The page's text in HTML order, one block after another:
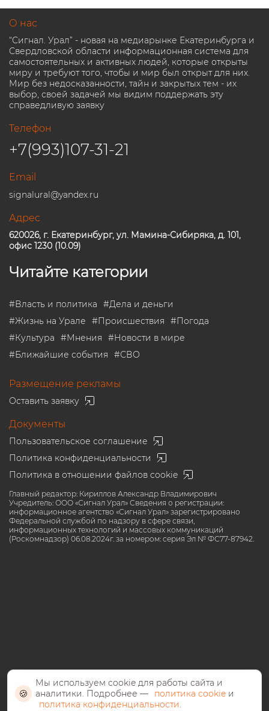
О нас
“Сигнал. Урал” - новая на медиарынке Екатеринбурга и
Свердловской области информационная система для
самостоятельных и активных людей, которые открыты
миру и требуют того, чтобы и мир был открыт для них.
Мир без недосказанности, тайн и закрытых тем - их
выбор, своей задачей мы видим поддержать эту
справедливую заявку
Телефон
+7(993)107-31-21
Email
signalural@yandex.ru
Адрес
620026, г. Екатеринбург, ул. Мамина-Сибиряка, д. 101,
офис 1230 (10.09)
Читайте категории
#Власть и политика #Дела и деньги
#Жизнь на Урале #Происшествия #Погода
#Культура #Мнения #Новости в мире
#Ближайшие события #СВО
Размещение рекламы
Оставить заявку
Документы
Пользовательское соглашение
Политика конфиденциальности
Политика в отношении файлов cookie
Главный редактор: Кириллов Александр Владимирович
Учредитель: ООО «Сигнал Урал» Сведения о регистрации:
информационное агентство «Сигнал Урал» зарегистрировано
Федеральной службой по надзору в сфере связи,
информационных технологий и массовых коммуникаций
(Роскомнадзор) 06.08.2024г. за номером: серия Эл № ФС77-87942.
🍪
Мы используем cookie для работы сайта и
аналитики. Подробнее —
политика cookie и
политика конфиденциальности.